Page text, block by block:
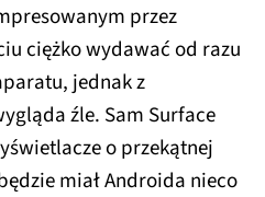
przez
ciężko wydawać od razu
jednak z
źle. Sam Surface
o przekątnej
miał Androida nieco